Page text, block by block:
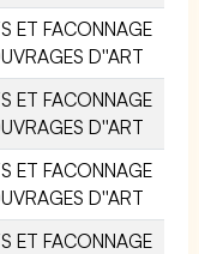
ET FACONNAGE
D''ART
ET FACONNAGE
D''ART
ET FACONNAGE
D''ART
ET FACONNAGE